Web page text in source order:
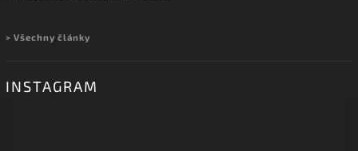
> Všechny články
INSTAGRAM